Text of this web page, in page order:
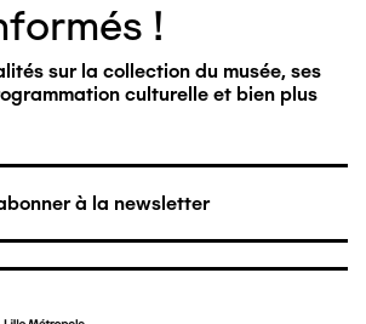
!
sur la collection du musée, ses
culturelle et bien plus
à la newsletter